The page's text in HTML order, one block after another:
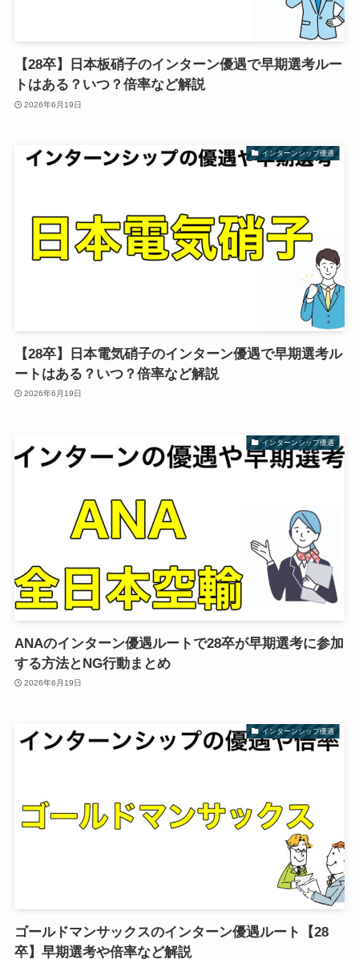
【28卒】日本板硝子のインターン優遇で早期選考ルー
トはある？いつ？倍率など解説
2026年6月19日
インターンシップ優遇
【28卒】日本電気硝子のインターン優遇で早期選考ル
ートはある？いつ？倍率など解説
2026年6月19日
インターンシップ優遇
ANAのインターン優遇ルートで28卒が早期選考に参加
する方法とNG行動まとめ
2026年6月19日
インターンシップ優遇
ゴールドマンサックスのインターン優遇ルート【28
卒】早期選考や倍率など解説